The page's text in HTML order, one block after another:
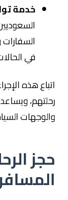
خدمة
في
اتباع هذه
رحلتهم،
والوجهات
حجز